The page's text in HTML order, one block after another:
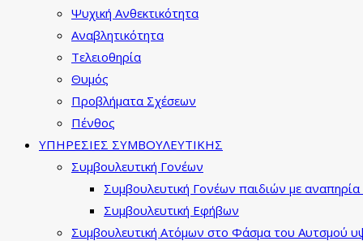
Ψυχική Ανθεκτικότητα
Αναβλητικότητα
Τελειοθηρία
Θυμός
Προβλήματα Σχέσεων
Πένθος
ΥΠΗΡΕΣΙΕΣ ΣΥΜΒΟΥΛΕΥΤΙΚΗΣ
Συμβουλευτική Γονέων
Συμβουλευτική Γονέων παιδιών με
Συμβουλευτική Εφήβων
Συμβουλευτική Ατόμων στο Φάσμα του Αυτσμού